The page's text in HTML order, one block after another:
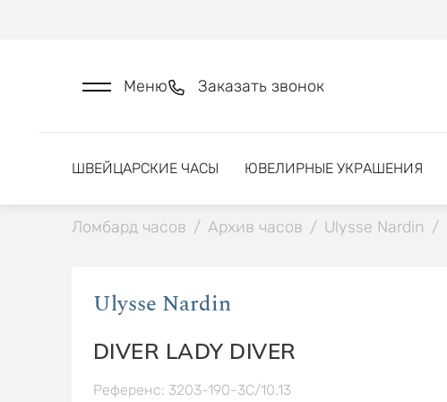
Меню Заказать звонок
ШВЕЙЦАРСКИЕ ЧАСЫ ЮВЕЛИРНЫЕ УКРАШЕНИЯ
Ломбард часов / Архив часов / Ulysse Nardin /
Ulysse Nardin
DIVER LADY DIVER
Референс: 3203-190-3C/10.13